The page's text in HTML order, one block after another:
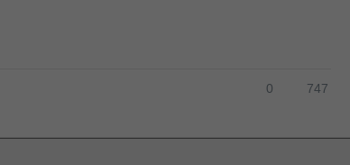
747
0